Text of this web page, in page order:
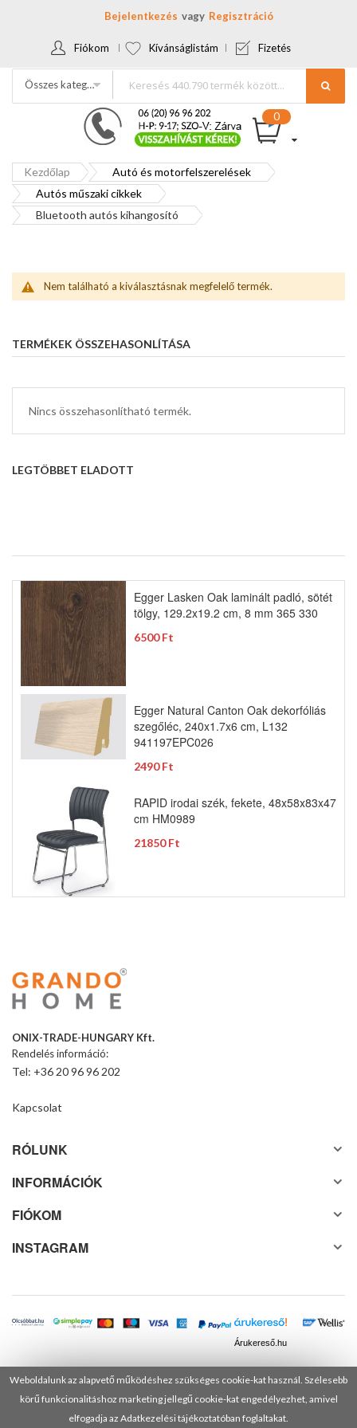
Weboldalunk az alapvető működéshez szükséges cookie-kat használ. Szélesebb
körű funkcionalitáshoz marketing jellegű cookie-kat engedélyezhet, amivel
elfogadja az Adatkezelési tájékoztatóban foglaltakat.
Bejelentkezés Regisztráció
Fiókom Kívánságlistám Fizetés
Összes kategória
Kezdőlap
Autó és motorfelszerelések
Autós műszaki cikkek
Bluetooth autós kihangosító
Nem található a kiválasztásnak megfelelő termék.
TERMÉKEK ÖSSZEHASONLÍTÁSA
Nincs összehasonlítható termék.
LEGTÖBBET ELADOTT
Egger Lasken Oak laminált padló, sötét
tölgy, 129.2x19.2 cm, 8 mm 365 330
6500 Ft
Egger Natural Canton Oak dekorfóliás
szegőléc, 240x1.7x6 cm, L132
941197EPC026
2490 Ft
RAPID irodai szék, fekete, 48x58x83x47
cm HM0989
21850 Ft
ONIX-TRADE-HUNGARY Kft.
Rendelés információ:
Tel: +36 20 96 96 202
Kapcsolat
RÓLUNK
INFORMÁCIÓK
FIÓKOM
INSTAGRAM
Árukereső.hu
© 2025 Minden jog fenntartva! DANUSA Hungary Kft.